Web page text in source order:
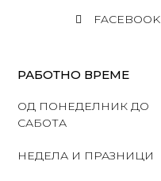
FACEBOOK
РАБОТНО ВРЕМЕ
ОД ПОНЕДЕЛНИК ДО
САБОТА
НЕДЕЛА И ПРАЗНИЦИ